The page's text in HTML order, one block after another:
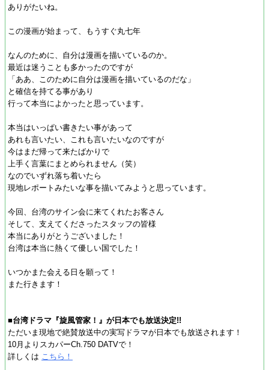
ありがたいね。
この漫画が始まって、もうすぐ丸七年
なんのために、自分は漫画を描いているのか。
最近は迷うことも多かったのですが
「ああ、このために自分は漫画を描いているのだな」
と確信を持てる事があり
行って本当によかったと思っています。
本当はいっぱい書きたい事があって
あれも言いたい、これも言いたいなのですが
今はまだ帰って来たばかりで
上手く言葉にまとめられません（笑）
なのでいずれ落ち着いたら
現地レポートみたいな事を描いてみようと思っています。
今回、台湾のサイン会に来てくれたお客さん
そして、支えてくださったスタッフの皆様
本当にありがとうございました！
台湾は本当に熱くて優しい国でした！
いつかまた会える日を願って！
また行きます！
■台湾ドラマ『旋風管家！』が日本でも放送決定!!
ただいま現地で絶賛放送中の実写ドラマが日本でも放送されます！
10月よりスカパーCh.750 DATVで！
詳しくは こちら！